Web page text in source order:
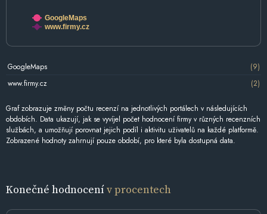
GoogleMaps
www.firmy.cz
GoogleMaps
(9)
www.firmy.cz
(2)
Graf zobrazuje změny počtu recenzí na jednotlivých portálech v následujících
obdobích. Data ukazují, jak se vyvíjel počet hodnocení firmy v různých recenzních
službách, a umožňují porovnat jejich podíl i aktivitu uživatelů na každé platformě.
Zobrazené hodnoty zahrnují pouze období, pro které byla dostupná data.
Konečné hodnocenív procentech